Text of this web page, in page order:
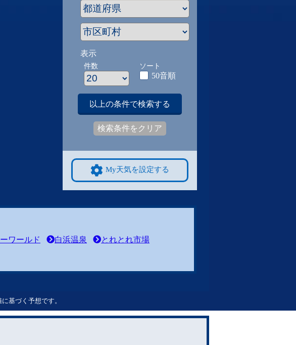
表示
件数 ソート
50音順
以上の条件で検索する
検索条件をクリア
My天気を設定する
ワールド 白浜温泉
とれとれ市場
基づく予想です。